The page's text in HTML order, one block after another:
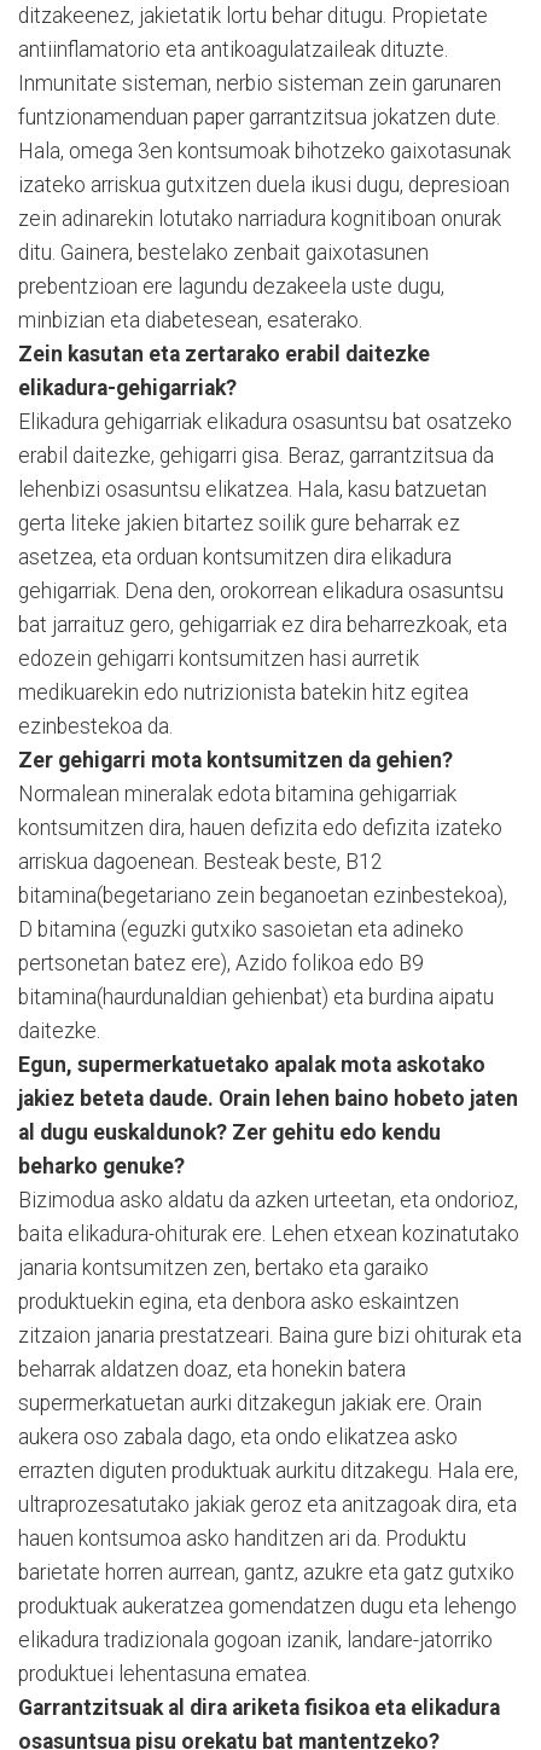
ditzakeenez, jakietatik lortu behar ditugu. Propietate
antiinflamatorio eta antikoagulatzaileak dituzte.
Inmunitate sisteman, nerbio sisteman zein garunaren
funtzionamenduan paper garrantzitsua jokatzen dute.
Hala, omega 3en kontsumoak bihotzeko gaixotasunak
izateko arriskua gutxitzen duela ikusi dugu, depresioan
zein adinarekin lotutako narriadura kognitiboan onurak
ditu. Gainera, bestelako zenbait gaixotasunen
prebentzioan ere lagundu dezakeela uste dugu,
minbizian eta diabetesean, esaterako.
Zein kasutan eta zertarako erabil daitezke
elikadura-gehigarriak?
Elikadura gehigarriak elikadura osasuntsu bat osatzeko
erabil daitezke, gehigarri gisa. Beraz, garrantzitsua da
lehenbizi osasuntsu elikatzea. Hala, kasu batzuetan
gerta liteke jakien bitartez soilik gure beharrak ez
asetzea, eta orduan kontsumitzen dira elikadura
gehigarriak. Dena den, orokorrean elikadura osasuntsu
bat jarraituz gero, gehigarriak ez dira beharrezkoak, eta
edozein gehigarri kontsumitzen hasi aurretik
medikuarekin edo nutrizionista batekin hitz egitea
ezinbestekoa da.
Zer gehigarri mota kontsumitzen da gehien?
Normalean mineralak edota bitamina gehigarriak
kontsumitzen dira, hauen defizita edo defizita izateko
arriskua dagoenean. Besteak beste, B12
bitamina(begetariano zein beganoetan ezinbestekoa),
D bitamina (eguzki gutxiko sasoietan eta adineko
pertsonetan batez ere), Azido folikoa edo B9
bitamina(haurdunaldian gehienbat) eta burdina aipatu
daitezke.
Egun, supermerkatuetako apalak mota askotako
jakiez beteta daude. Orain lehen baino hobeto jaten
al dugu euskaldunok? Zer gehitu edo kendu
beharko genuke?
Bizimodua asko aldatu da azken urteetan, eta ondorioz,
baita elikadura-ohiturak ere. Lehen etxean kozinatutako
janaria kontsumitzen zen, bertako eta garaiko
produktuekin egina, eta denbora asko eskaintzen
zitzaion janaria prestatzeari. Baina gure bizi ohiturak eta
beharrak aldatzen doaz, eta honekin batera
supermerkatuetan aurki ditzakegun jakiak ere. Orain
aukera oso zabala dago, eta ondo elikatzea asko
errazten diguten produktuak aurkitu ditzakegu. Hala ere,
ultraprozesatutako jakiak geroz eta anitzagoak dira, eta
hauen kontsumoa asko handitzen ari da. Produktu
barietate horren aurrean, gantz, azukre eta gatz gutxiko
produktuak aukeratzea gomendatzen dugu eta lehengo
elikadura tradizionala gogoan izanik, landare-jatorriko
produktuei lehentasuna ematea.
Garrantzitsuak al dira ariketa fisikoa eta elikadura
osasuntsua pisu orekatu bat mantentzeko?